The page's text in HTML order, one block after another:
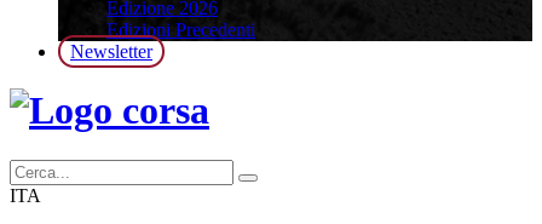
Edizione 2026
Edizioni Precedenti
Newsletter
ITA